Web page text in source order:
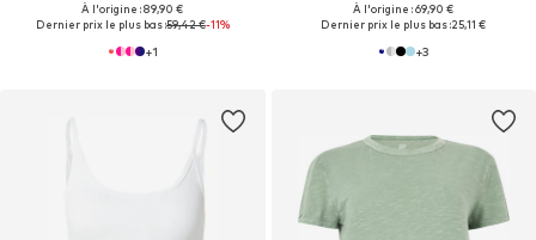
À l'origine : 89,90 €
Dernier prix le plus bas :59,42 €-11%
+1
À l'origine : 69,90 €
Dernier prix le plus bas :25,11 €
+3